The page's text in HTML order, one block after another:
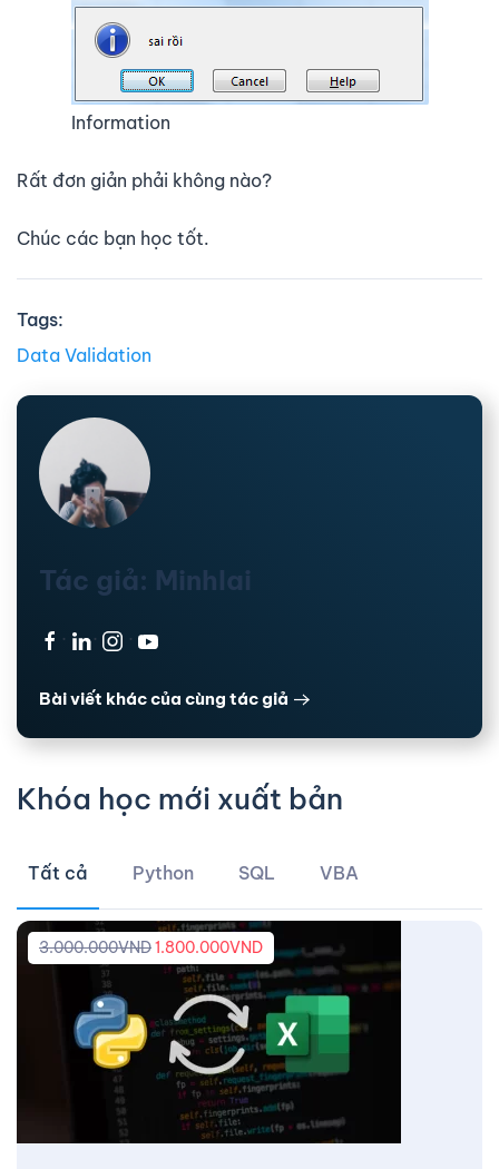
Information
Rất đơn giản phải không nào?
Chúc các bạn học tốt.
Tags:
Data Validation
Tác giả: Minhlai
· · ·
Bài viết khác của cùng tác giả
Khóa học mới xuất bản
Tất cả Python SQL VBA
3.000.000VND1.800.000VND